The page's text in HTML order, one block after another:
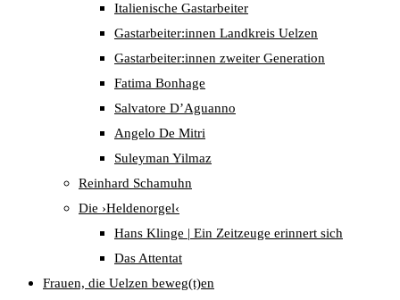
Italienische Gastarbeiter
Gastarbeiter:innen Landkreis Uelzen
Gastarbeiter:innen zweiter Generation
Fatima Bonhage
Salvatore D’Aguanno
Angelo De Mitri
Suleyman Yilmaz
Reinhard Schamuhn
Die ›Heldenorgel‹
Hans Klinge | Ein Zeitzeuge erinnert sich
Das Attentat
Frauen, die Uelzen beweg(t)en